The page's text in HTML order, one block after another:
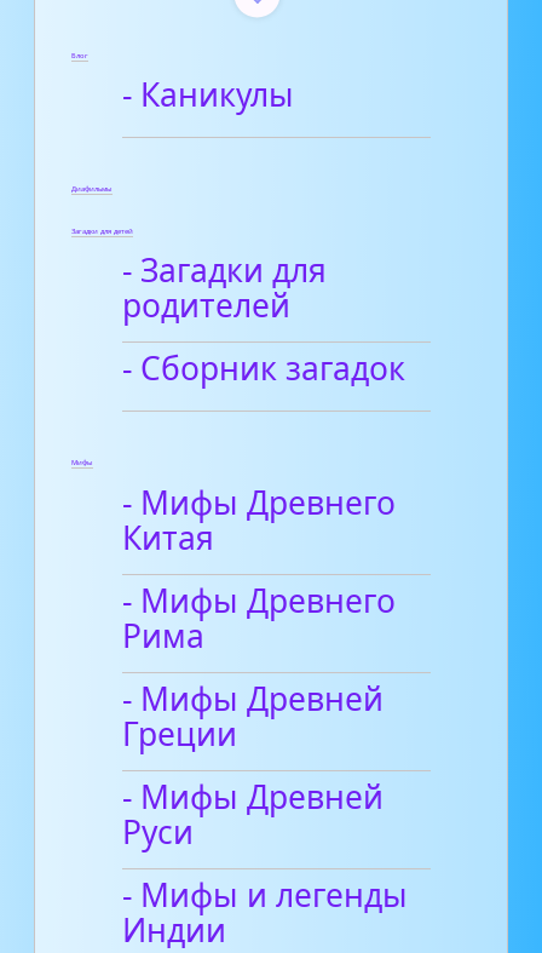
Блог
- Каникулы
Диафильмы
Загадки для детей
- Загадки для
родителей
- Сборник загадок
Мифы
- Мифы Древнего
Китая
- Мифы Древнего
Рима
- Мифы Древней
Греции
- Мифы Древней
Руси
- Мифы и легенды
Индии